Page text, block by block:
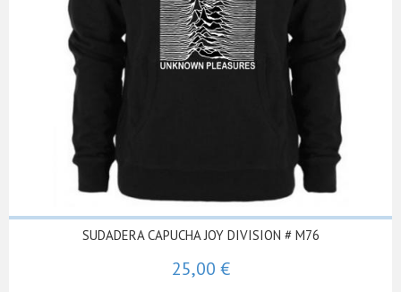
SUDADERA CAPUCHA JOY DIVISION # M76
25,00 €